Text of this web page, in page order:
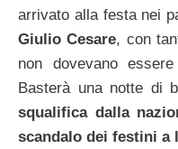
arrivato alla festa nei
Giulio Cesare, con
non dovevano
Basterà una notte di
squalifica dalla
scandalo dei festini a